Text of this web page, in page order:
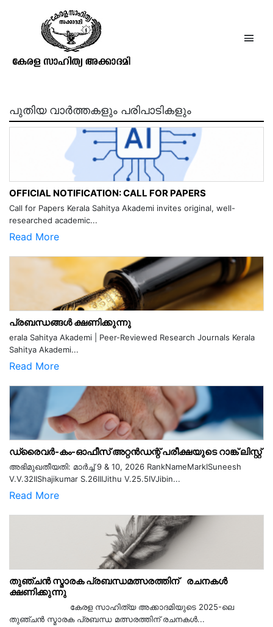
ഭാര്‍ഗ്ഗവരാമന്‍
പുതിയ വാർത്തകളും പരിപാടികളും
OFFICIAL NOTIFICATION: CALL FOR PAPERS
Call for Papers Kerala Sahitya Akademi invites original, well-
researched academic...
Read More
പ്രബന്ധങ്ങൾ ക്ഷണിക്കുന്നു
erala Sahitya Akademi | Peer-Reviewed Research Journals Kerala
Sahitya Akademi...
Read More
ഡ്രൈവർ-കം-ഓഫീസ് അറ്റൻഡന്റ് പരീക്ഷയുടെ റാങ്ക് ലിസ്റ്റ്
അഭിമുഖതീയതി: മാർച്ച് 9 & 10, 2026 RankNameMarkISuneesh
V.V.32IIShajikumar S.26IIIJithu V.25.5IVJibin...
Read More
തുഞ്ചൻ സ്മാരക പ്രബന്ധമത്സരത്തിന് രചനകൾ
ക്ഷണിക്കുന്നു
കേരള സാഹിത്യ അക്കാദമിയുടെ 2025-ലെ
തുഞ്ചൻ സ്മാരക പ്രബന്ധ മത്സരത്തിന് രചനകൾ...